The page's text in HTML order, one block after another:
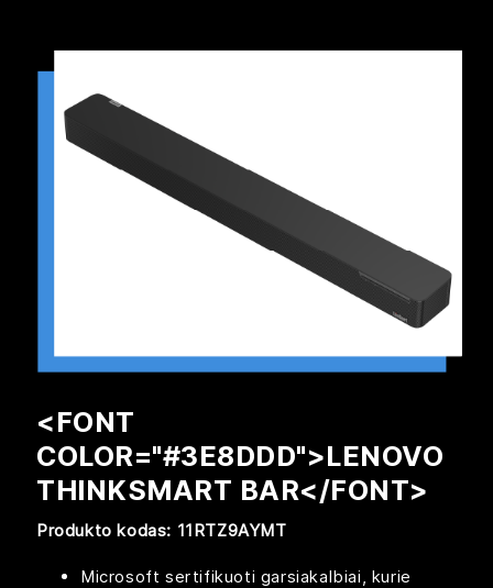
<FONT
COLOR="#3E8DDD">LENOVO
THINKSMART BAR</FONT>
Produkto kodas: 11RTZ9AYMT
Microsoft sertifikuoti garsiakalbiai, kurie